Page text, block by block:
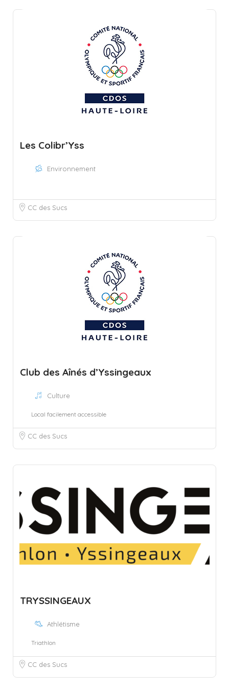
Les Colibr’Yss
Environnement
CC des Sucs
Club des Aînés d’Yssingeaux
Culture
Local facilement accessible
CC des Sucs
TRYSSINGEAUX
Athlétisme
Triathlon
CC des Sucs